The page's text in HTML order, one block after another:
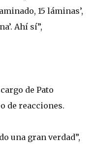
15 láminas’,
Ahí sí”,
de Pato
de reacciones.
una gran verdad”,